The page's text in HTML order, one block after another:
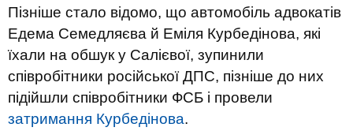
Пізніше стало відомо, що автомобіль адвокатів
Едема Семедляєва й Еміля Курбедінова, які
їхали на обшук у Салієвої, зупинили
співробітники російської ДПС, пізніше до них
підійшли співробітники ФСБ і провели
затримання Курбедінова.